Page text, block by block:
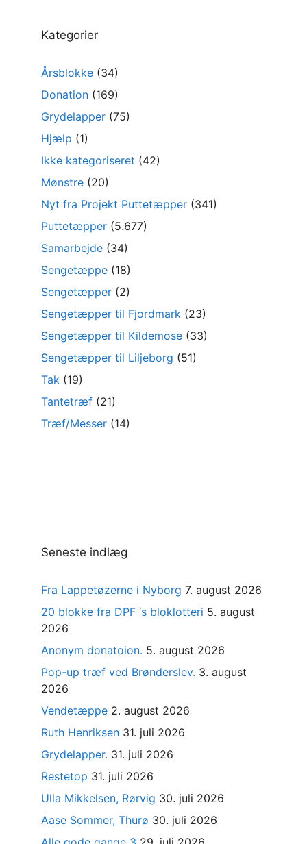
Kategorier
Årsblokke (34)
Donation (169)
Grydelapper (75)
Hjælp (1)
Ikke kategoriseret (42)
Mønstre (20)
Nyt fra Projekt Puttetæpper (341)
Puttetæpper (5.677)
Samarbejde (34)
Sengetæppe (18)
Sengetæpper (2)
Sengetæpper til Fjordmark (23)
Sengetæpper til Kildemose (33)
Sengetæpper til Liljeborg (51)
Tak (19)
Tantetræf (21)
Træf/Messer (14)
Seneste indlæg
Fra Lappetøzerne i Nyborg 7. august 2026
20 blokke fra DPF ‘s bloklotteri 5. august
2026
Anonym donatoion. 5. august 2026
Pop-up træf ved Brønderslev. 3. august
2026
Vendetæppe 2. august 2026
Ruth Henriksen 31. juli 2026
Grydelapper. 31. juli 2026
Restetop 31. juli 2026
Ulla Mikkelsen, Rørvig 30. juli 2026
Aase Sommer, Thurø 30. juli 2026